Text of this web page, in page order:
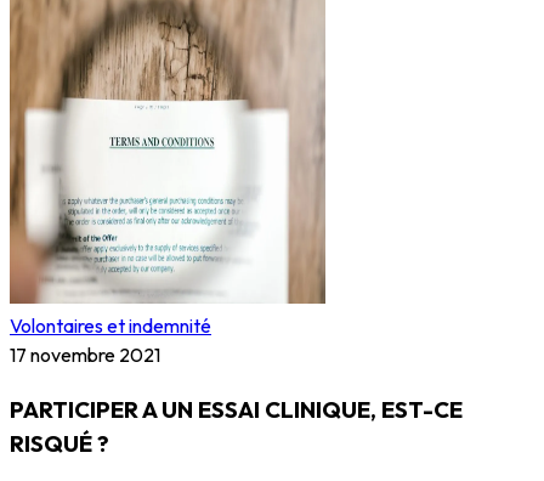
Volontaires et indemnité
17 novembre 2021
PARTICIPER A UN ESSAI CLINIQUE, EST-CE
RISQUÉ ?